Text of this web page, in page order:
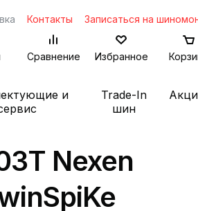
Контакты Записаться на
Сравнение Избранное
и
Trade-In
шин
Nexen